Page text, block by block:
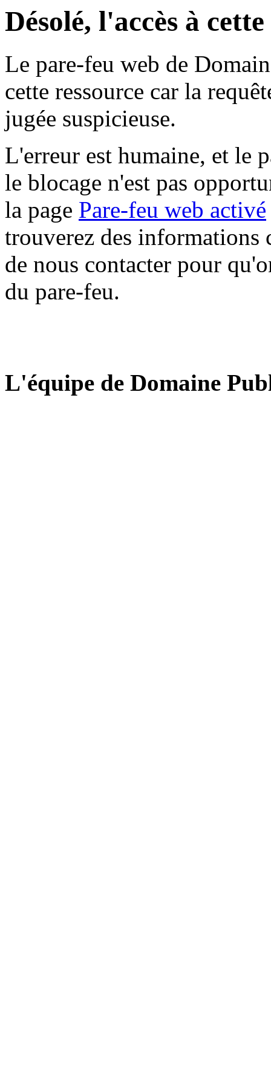
Désolé, l'accès à
Le pare-feu web de
cette ressource car la
jugée suspicieuse.
L'erreur est humaine, et le
le blocage n'est pas
la page Pare-feu web activé
trouverez des informations
de nous contacter pour
du pare-feu.
L'équipe de Domaine